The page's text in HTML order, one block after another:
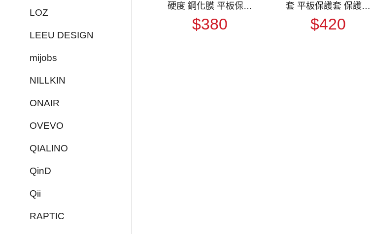
LOZ
LEEU DESIGN
mijobs
NILLKIN
ONAIR
OVEVO
QIALINO
QinD
Qii
RAPTIC
硬度 鋼化膜 平板保護
貼 螢幕保護貼
$380
套 平板保護套 保護殼
三折皮套 防摔套
$420